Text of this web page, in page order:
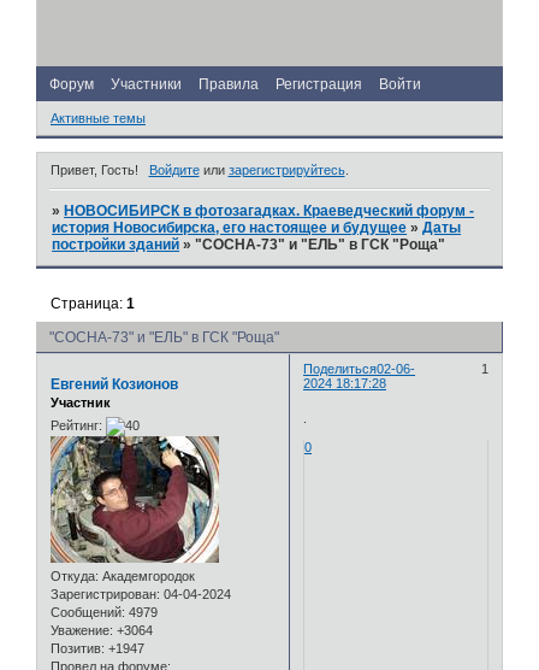
Форум Участники Правила Регистрация Войти
Активные темы
Привет, Гость! Войдитеили зарегистрируйтесь.
» НОВОСИБИРСК в фотозагадках. Краеведческий форум -
история Новосибирска, его настоящее и будущее »Даты
постройки зданий »"СОСНА-73" и "ЕЛЬ" в ГСК "Роща"
"СОСНА-73" и "ЕЛЬ" в ГСК "Роща"
Страница:1
Поделиться 1
02-06-
2024 18:17:28
Евгений Козионов
Участник
Рейтинг:
Откуда: Академгородок
Зарегистрирован: 04-04-2024
Сообщений: 4979
Уважение: +3064
Позитив: +1947
Провел на форуме:
0